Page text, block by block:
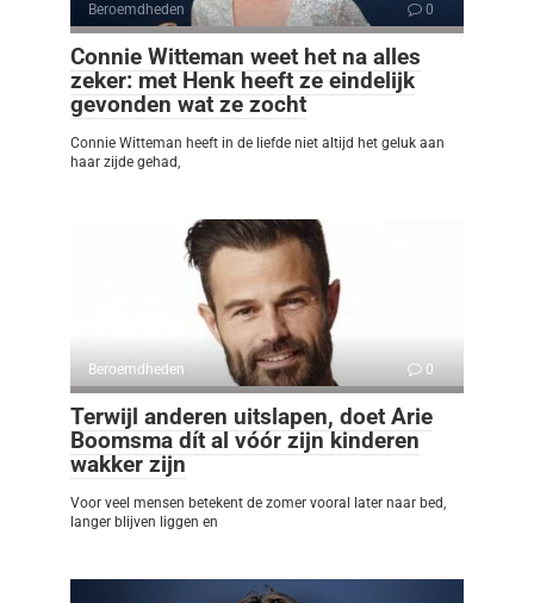
Beroemdheden 0
Connie Witteman weet het na alles
zeker: met Henk heeft ze eindelijk
gevonden wat ze zocht
Connie Witteman heeft in de liefde niet altijd het geluk aan
haar zijde gehad,
Beroemdheden 0
Terwijl anderen uitslapen, doet Arie
Boomsma dít al vóór zijn kinderen
wakker zijn
Voor veel mensen betekent de zomer vooral later naar bed,
langer blijven liggen en